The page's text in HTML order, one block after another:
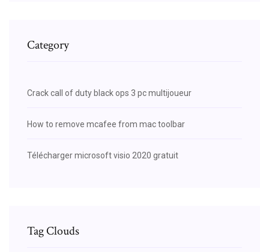
Category
Crack call of duty black ops 3 pc multijoueur
How to remove mcafee from mac toolbar
Télécharger microsoft visio 2020 gratuit
Tag Clouds